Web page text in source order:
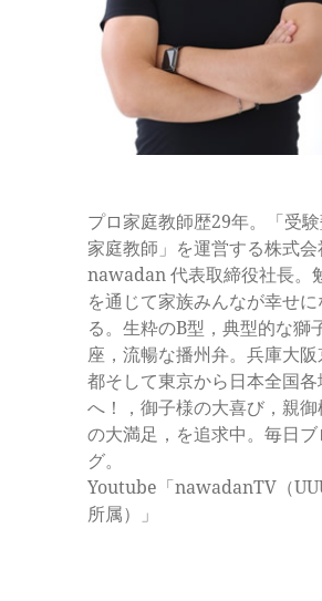
プロ家庭教師歴29年。「受
家庭教師」を運営する株式会
nawadan 代表取締役社長。
を通じて家族みんなが幸せに
る。生粋のB型，典型的な獅
座，流暢な播州弁。兵庫大阪
都そして東京から日本全国各
へ！，御子様の大喜び，親御
の大満足，を追求中。毎日ブ
グ。
Youtube「nawadanTV（
所属）」